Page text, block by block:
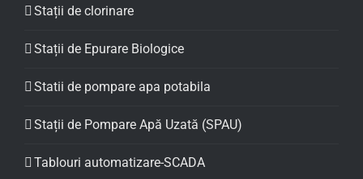
Stații de clorinare
Stații de Epurare Biologice
Statii de pompare apa potabila
Stații de Pompare Apă Uzată (SPAU)
Tablouri automatizare-SCADA